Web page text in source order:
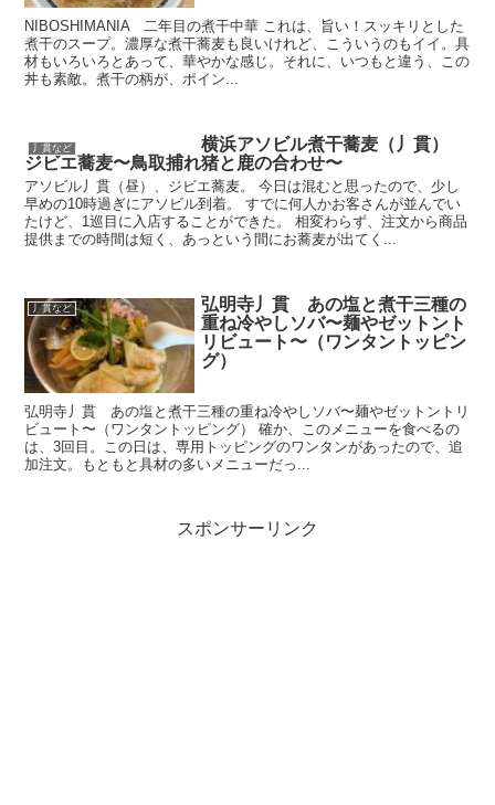
NIBOSHIMANIA 二年目の煮干中華 これは、旨い！スッキリとした
煮干のスープ。濃厚な煮干蕎麦も良いけれど、こういうのもイイ。具
材もいろいろとあって、華やかな感じ。それに、いつもと違う、この
丼も素敵。煮干の柄が、ポイン...
丿貫など
横浜アソビル煮干蕎麦（丿貫）
ジビエ蕎麦〜鳥取捕れ猪と鹿の合わせ〜
アソビル丿貫（昼）、ジビエ蕎麦。 今日は混むと思ったので、少し
早めの10時過ぎにアソビル到着。 すでに何人かお客さんが並んでい
たけど、1巡目に入店することができた。 相変わらず、注文から商品
提供までの時間は短く、あっという間にお蕎麦が出てく...
丿貫など
弘明寺丿貫 あの塩と煮干三種の
重ね冷やしソバ〜麺やゼットント
リビュート〜（ワンタントッピン
グ）
弘明寺丿貫 あの塩と煮干三種の重ね冷やしソバ〜麺やゼットントリ
ビュート〜（ワンタントッピング） 確か、このメニューを食べるの
は、3回目。この日は、専用トッピングのワンタンがあったので、追
加注文。もともと具材の多いメニューだっ...
スポンサーリンク